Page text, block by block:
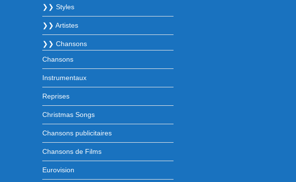
❯❯ Styles
❯❯ Artistes
❯❯ Chansons
Chansons
Instrumentaux
Reprises
Christmas Songs
Chansons publicitaires
Chansons de Films
Eurovision